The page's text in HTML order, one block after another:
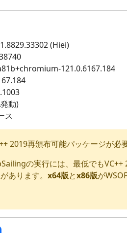
(Hiei)
121.0.6167.184
動)
ス
2019再頒布可能パッケージが必
の実行には、最低でも
あります。 x64版とx86版が